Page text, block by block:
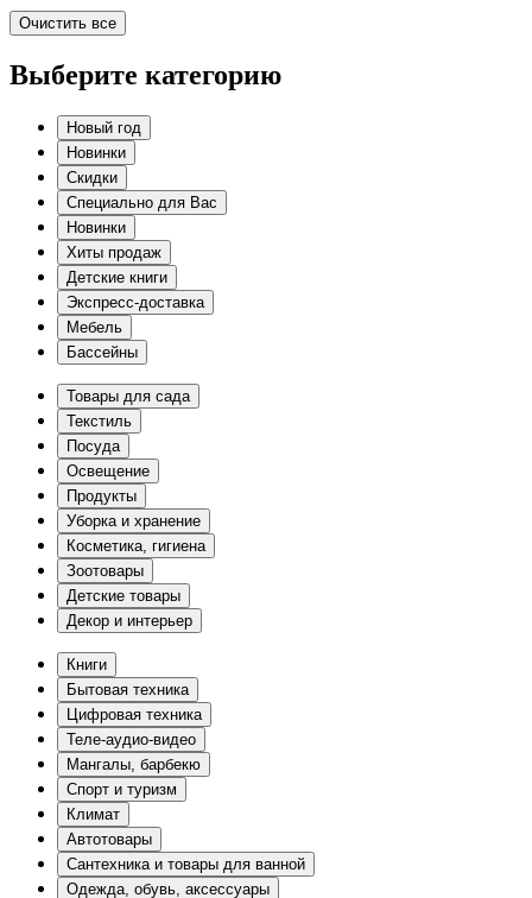
Очистить все
Выберите категорию
Новый год
Новинки
Скидки
Специально для Вас
Новинки
Хиты продаж
Детские книги
Экспресс-доставка
Мебель
Бассейны
Товары для сада
Текстиль
Посуда
Освещение
Продукты
Уборка и хранение
Косметика, гигиена
Зоотовары
Детские товары
Декор и интерьер
Книги
Бытовая техника
Цифровая техника
Теле-аудио-видео
Мангалы, барбекю
Спорт и туризм
Климат
Автотовары
Сантехника и товары для ванной
Одежда, обувь, аксессуары